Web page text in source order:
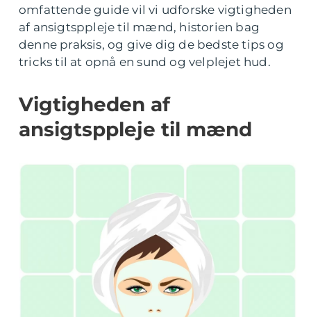
omfattende guide vil vi udforske vigtigheden
af ansigtsppleje til mænd, historien bag
denne praksis, og give dig de bedste tips og
tricks til at opnå en sund og velplejet hud.
Vigtigheden af
ansigtsppleje til mænd